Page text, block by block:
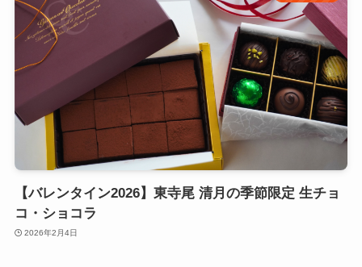
【バレンタイン2026】東寺尾 清月の季節限定 生チョ
コ・ショコラ
2026年2月4日